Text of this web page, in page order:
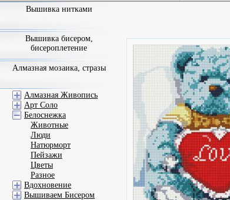
Вышивка нитками
Вышивка бисером,
бисероплетение
Алмазная мозаика, стразы
Алмазная Живопись
Арт Соло
Белоснежка
Животные
Люди
Натюрморт
Пейзажи
Цветы
Разное
Вдохновение
Вышиваем Бисером